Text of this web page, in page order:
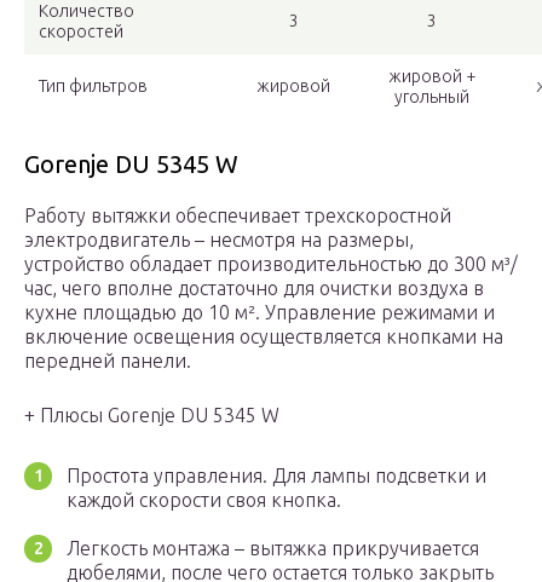
Количество
скоростей
3 3
Тип фильтров жировой
жировой +
угольный
Gorenje DU 5345 W
Работу вытяжки обеспечивает трехскоростной
электродвигатель – несмотря на размеры,
устройство обладает производительностью до 300 м³/
час, чего вполне достаточно для очистки воздуха в
кухне площадью до 10 м². Управление режимами и
включение освещения осуществляется кнопками на
передней панели.
+ Плюсы Gorenje DU 5345 W
Простота управления. Для лампы подсветки и
каждой скорости своя кнопка.
Легкость монтажа – вытяжка прикручивается
дюбелями, после чего остается только закрыть